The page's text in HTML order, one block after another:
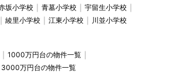
坂小学校 青墓小学校
宇留生小学校
綾里小学校 江東小学校 川並小学校
1000万円台の物件一覧
3000万円台の物件一覧